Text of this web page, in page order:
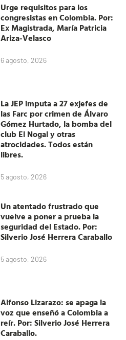
Urge requisitos para los
congresistas en Colombia. Por:
Ex Magistrada, María Patricia
Ariza-Velasco
6 agosto, 2026
La JEP imputa a 27 exjefes de
las Farc por crimen de Álvaro
Gómez Hurtado, la bomba del
club El Nogal y otras
atrocidades. Todos están
libres.
5 agosto, 2026
Un atentado frustrado que
vuelve a poner a prueba la
seguridad del Estado. Por:
Silverio José Herrera Caraballo
5 agosto, 2026
Alfonso Lizarazo: se apaga la
voz que enseñó a Colombia a
reír. Por: Silverio José Herrera
Caraballo.